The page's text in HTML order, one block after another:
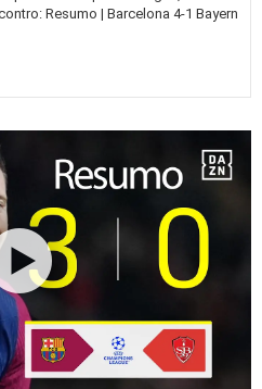
Resumo | Barcelona 4-1 Bayern